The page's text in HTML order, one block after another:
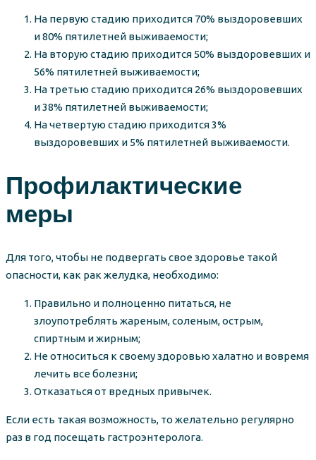
На первую стадию приходится 70% выздоровевших
и 80% пятилетней выживаемости;
На вторую стадию приходится 50% выздоровевших и
56% пятилетней выживаемости;
На третью стадию приходится 26% выздоровевших
и 38% пятилетней выживаемости;
На четвертую стадию приходится 3%
выздоровевших и 5% пятилетней выживаемости.
Профилактические
меры
Для того, чтобы не подвергать свое здоровье такой
опасности, как рак желудка, необходимо:
Правильно и полноценно питаться, не
злоупотреблять жареным, соленым, острым,
спиртным и жирным;
Не относиться к своему здоровью халатно и вовремя
лечить все болезни;
Отказаться от вредных привычек.
Если есть такая возможность, то желательно регулярно
раз в год посещать гастроэнтеролога.